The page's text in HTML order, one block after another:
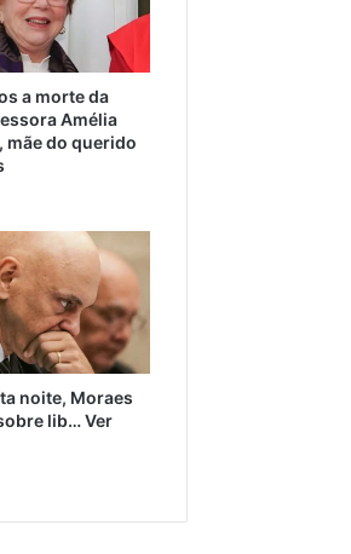
a morte da
Amélia
mãe do querido
noite, Moraes
lib… Ver